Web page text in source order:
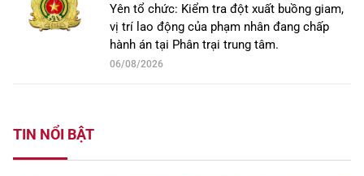
Yên tổ chức: Kiểm tra đột xuất buồng giam,
vị trí lao động của phạm nhân đang chấp
hành án tại Phân trại trung tâm.
06/08/2026
TIN NỔI BẬT